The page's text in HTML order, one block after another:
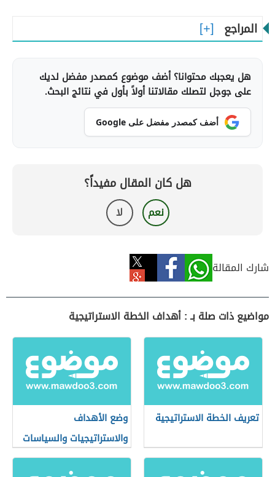
المراجع
هل يعجبك محتوانا؟ أضف موضوع كمصدر مفضل لديك
على جوجل لتصلك مقالاتنا أولاً بأول في نتائج البحث.
أضف كمصدر مفضل على Google
هل كان المقال مفيداً؟
نعم لا
شارك المقالة
مواضيع ذات صلة بـ : أهداف الخطة الاستراتيجية
تعريف الخطة الاستراتيجية
وضع الأهداف
والاستراتيجيات والسياسات
بالمنشأة